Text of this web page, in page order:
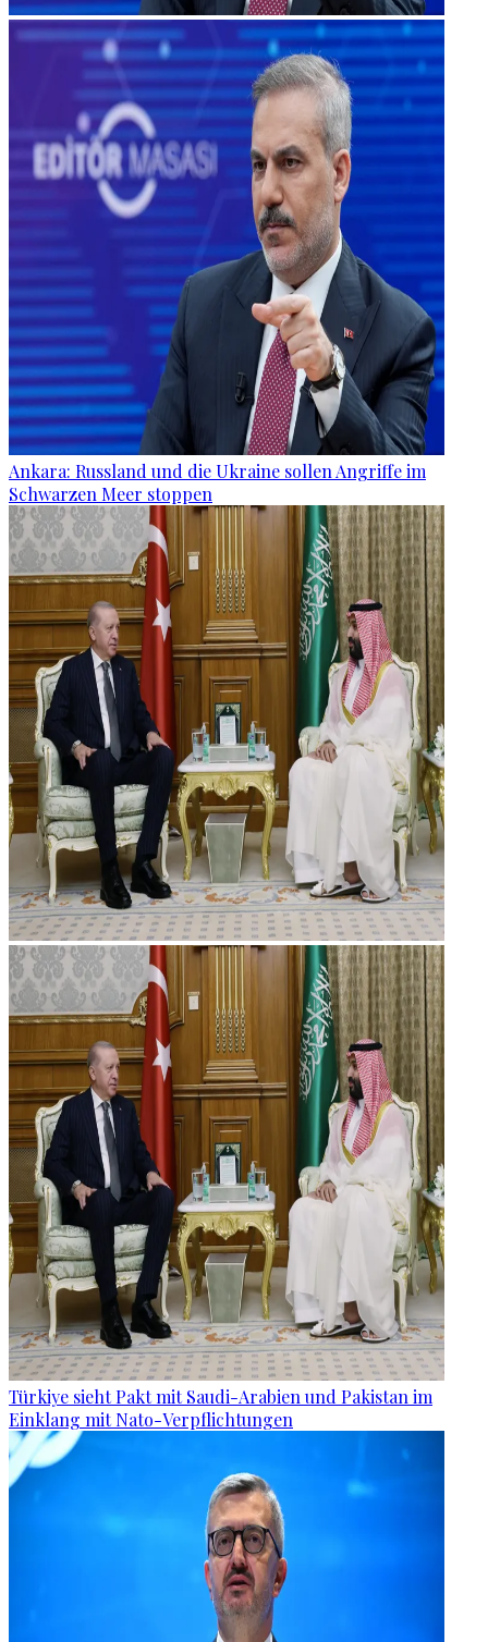
Ankara: Russland und die Ukraine sollen Angriffe im
Schwarzen Meer stoppen
Türkiye sieht Pakt mit Saudi-Arabien und Pakistan im
Einklang mit Nato-Verpflichtungen